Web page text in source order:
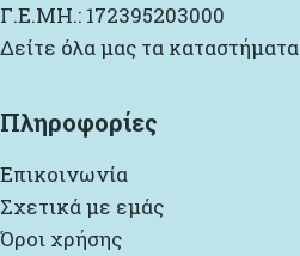
Γ.Ε.ΜΗ.: 172395203000
Δείτε όλα μας τα καταστήματα
Πληροφορίες
Επικοινωνία
Σχετικά με εμάς
Όροι χρήσης